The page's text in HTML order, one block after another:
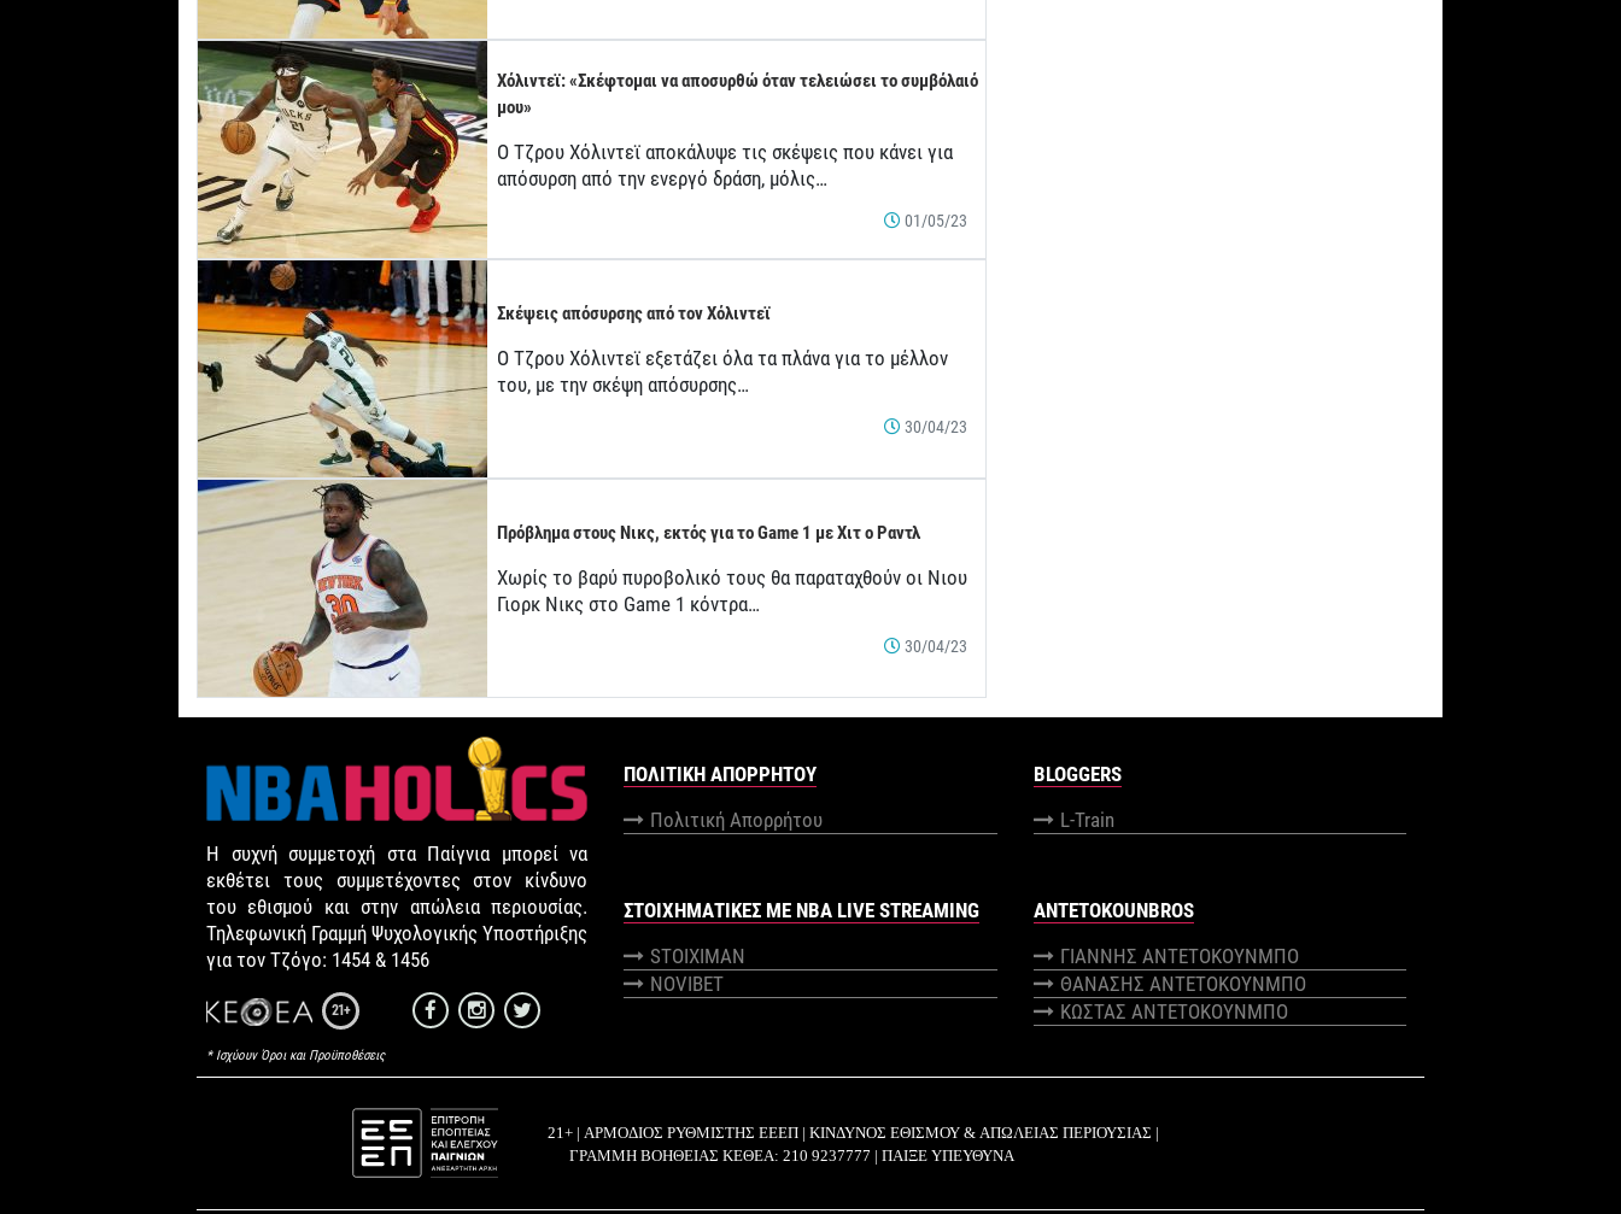
Χόλιντεϊ: «Σκέφτομαι να αποσυρθώ όταν τελειώσει το συμβόλαιό
μου»
Ο Τζρου Χόλιντεϊ αποκάλυψε τις σκέψεις που κάνει για
απόσυρση από την ενεργό δράση, μόλις…
01/05/23
Σκέψεις απόσυρσης από τον Χόλιντεϊ
Ο Τζρου Χόλιντεϊ εξετάζει όλα τα πλάνα για το μέλλον
του, με την σκέψη απόσυρσης…
30/04/23
Πρόβλημα στους Νικς, εκτός για το Game 1 με Χιτ ο Ραντλ
Χωρίς το βαρύ πυροβολικό τους θα παραταχθούν οι Νιου
Γιορκ Νικς στο Game 1 κόντρα…
30/04/23
Η συχνή συμμετοχή στα Παίγνια μπορεί να
εκθέτει τους συμμετέχοντες στον κίνδυνο
του εθισμού και στην απώλεια περιουσίας.
Τηλεφωνική Γραμμή Ψυχολογικής Υποστήριξης
για τον Τζόγο: 1454 & 1456
21+
* Ισχύουν Όροι και Προϋποθέσεις
ΠΟΛΙΤΙΚΉ ΑΠΟΡΡΉΤΟΥ
Πολιτική Απορρήτου
BLOGGERS
L-Train
ΣΤΟΙΧΗΜΑΤΙΚΕΣ ΜΕ NBA LIVE STREAMING
STOIXIMAN
NOVIBET
ANTETOKOUNBROS
ΓΙΑΝΝΗΣ ΑΝΤΕΤΟΚΟΥΝΜΠΟ
ΘΑΝΑΣΗΣ ΑΝΤΕΤΟΚΟΥΝΜΠΟ
ΚΩΣΤΑΣ ΑΝΤΕΤΟΚΟΥΝΜΠΟ